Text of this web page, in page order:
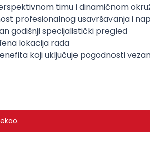
timu i dinamičnom
profesionalnog usavršavanja i
godišnji specijalistički pregled
lokacija rada
koji uključuje pogodnosti